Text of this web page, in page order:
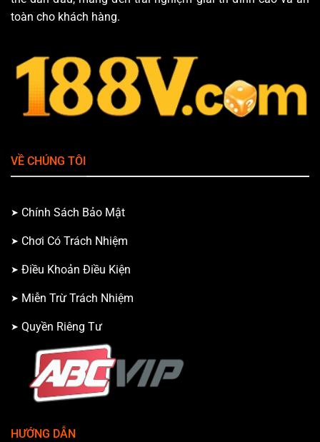
toàn cho khách hàng.
VỀ CHÚNG TÔI
Chính Sách Bảo Mật
Chơi Có Trách Nhiệm
Điều Khoản Điều Kiện
Miễn Trừ Trách Nhiệm
Quyền Riêng Tư
HƯỚNG DẪN